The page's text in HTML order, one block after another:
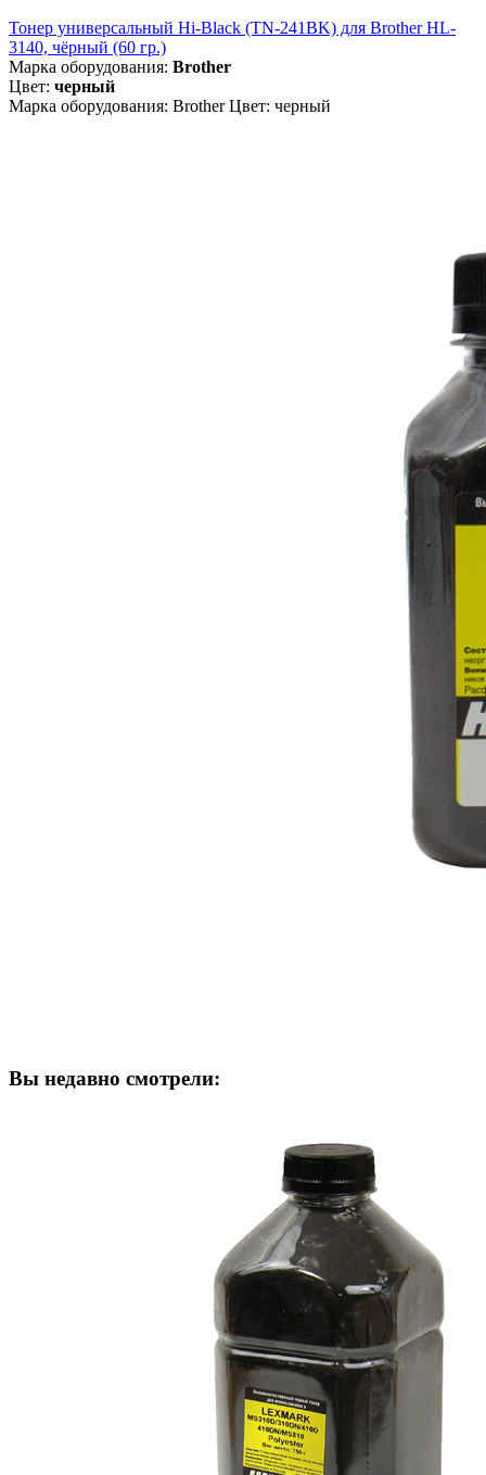
Тонер универсальный Hi-Black (TN-241BK) для Brother HL-
3140, чёрный (60 гр.)
Марка оборудования: Brother
Цвет: черный
Марка оборудования: Brother Цвет: черный
Вы недавно смотрели: